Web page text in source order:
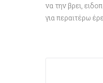
να την βρει,
για περαιτέρω